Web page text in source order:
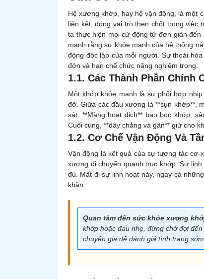
Hệ xương khớp, hay hệ vận động, là một
liên kết, đóng vai trò then chốt trong việc
ta thực hiện mọi cử động từ đơn giản
mạnh rằng sự khỏe mạnh của hệ thống
động độc lập của mỗi người. Sự thoái
đớn và hạn chế chức năng nghiêm trọng.
1.1. Các Thành Phần Chính
Một khớp khỏe mạnh là sự phối hợp
đỡ. Giữa các đầu xương là **sụn khớp**,
sát. **Màng hoạt dịch** bao bọc khớp,
Cuối cùng, **dây chằng và gân** giữ cho
1.2. Cơ Chế Vận Động Và
Vận động là kết quả của sự tương tác
xương di chuyển quanh trục khớp. Sự
đủ. Mất đi sự linh hoạt này, ngay cả
khăn.
Quan tâm đến sức khỏe xương
khớp hoặc đau nhẹ, đừng chờ đợi
chuyên gia để đánh giá tình trạng sớm.